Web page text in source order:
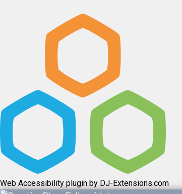
Web Accessibility plugin by DJ-Extensions.com